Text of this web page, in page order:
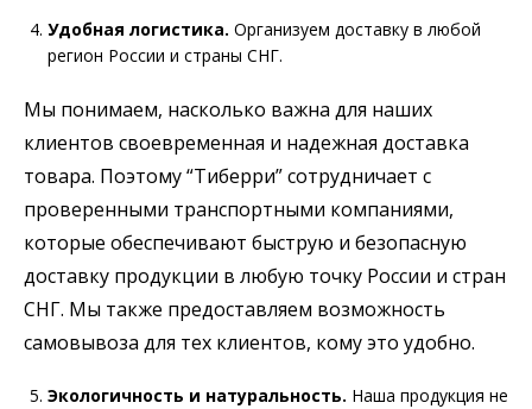
Удобная логистика. Организуем доставку в любой
регион России и страны СНГ.
Мы понимаем, насколько важна для наших
клиентов своевременная и надежная доставка
товара. Поэтому “Тиберри” сотрудничает с
проверенными транспортными компаниями,
которые обеспечивают быструю и безопасную
доставку продукции в любую точку России и стран
СНГ. Мы также предоставляем возможность
самовывоза для тех клиентов, кому это удобно.
Экологичность и натуральность. Наша продукция не